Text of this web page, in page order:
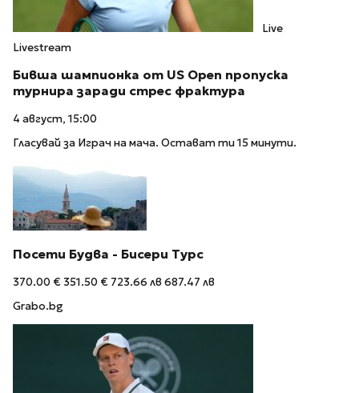
Live
Livestream
Бивша шампионка от US Open пропуска
турнира заради стрес фрактура
4 август, 15:00
Гласувай за Играч на мача. Остават ти 15 минути.
Посети Будва - Бисери Турс
370.00 € 351.50 € 723.66 лв 687.47 лв
Grabo.bg